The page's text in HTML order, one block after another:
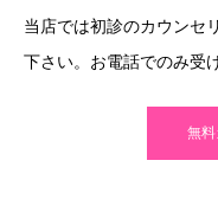
当店では初診のカウンセ
下さい。お電話でのみ受
無